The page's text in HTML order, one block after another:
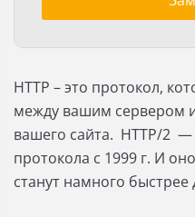
HTTP – это протокол,
между вашим сервером
вашего сайта. HTTP/2
протокола с 1999 г. И
станут намного быстрее